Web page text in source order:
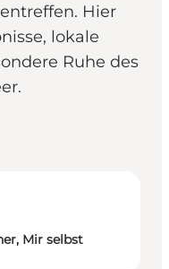
Hier
lokale
Ruhe des
Mir selbst